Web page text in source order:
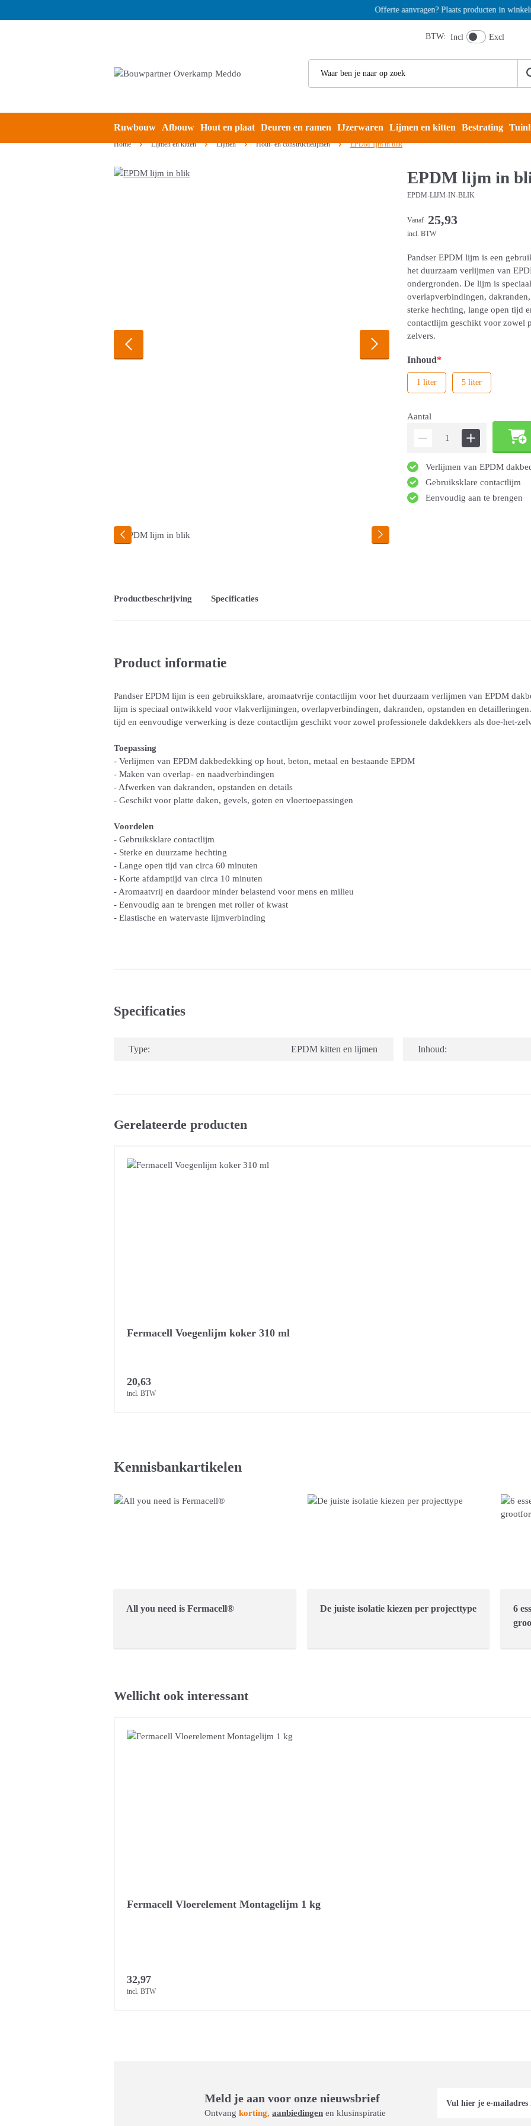
Offerte aanvragen? Plaats producten in
BTW: Incl Excl
Ruwbouw Afbouw Hout en plaat Deuren en ramen IJzerwaren Lijmen en kitten Bestrating
Home Lijmen en kitten Lijmen Hout- en constructielijmen EPDM lijm in blik
EPDM lijm in
EPDM-LIJM-IN-BLIK
Vanaf 25,93
incl. BTW
Pandser EPDM lijm is een
het duurzaam verlijmen van
ondergronden. De lijm is
overlapverbindingen,
sterke hechting, lange open tijd
contactlijm geschikt voor zowel
zelvers.
Inhoud*
1 liter 5 liter
Aantal
Verlijmen van EPDM
Gebruiksklare contactlijm
Eenvoudig aan te brengen
Productbeschrijving Specificaties
Product informatie
Pandser EPDM lijm is een gebruiksklare, aromaatvrije contactlijm voor het duurzaam verlijmen van EPDM
lijm is speciaal ontwikkeld voor vlakverlijmingen, overlapverbindingen, dakranden, opstanden en
tijd en eenvoudige verwerking is deze contactlijm geschikt voor zowel professionele dakdekkers als doe-het-
Toepassing
- Verlijmen van EPDM dakbedekking op hout, beton, metaal en bestaande EPDM
- Maken van overlap- en naadverbindingen
- Afwerken van dakranden, opstanden en details
- Geschikt voor platte daken, gevels, goten en vloertoepassingen
Voordelen
- Gebruiksklare contactlijm
- Sterke en duurzame hechting
- Lange open tijd van circa 60 minuten
- Korte afdamptijd van circa 10 minuten
- Aromaatvrij en daardoor minder belastend voor mens en milieu
- Eenvoudig aan te brengen met roller of kwast
- Elastische en watervaste lijmverbinding
Specificaties
Type: EPDM kitten en lijmen Inhoud:
Gerelateerde producten
Fermacell Voegenlijm koker 310 ml
20,63
incl. BTW
Kennisbankartikelen
All you need is Fermacell® De juiste isolatie kiezen per projecttype
6
Wellicht ook interessant
Fermacell Vloerelement Montagelijm 1 kg
32,97
incl. BTW
Meld je aan voor onze nieuwsbrief
Ontvang korting, aanbiedingen en klusinspiratie